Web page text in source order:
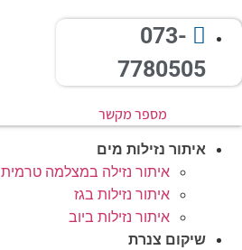
073-
7780505
מספר מקשר
איתור נזילות מים
איתור נזילה במצלמה טרמית
איתור נזילות בגז
איתור נזילות ביוב
שיקום צנרת